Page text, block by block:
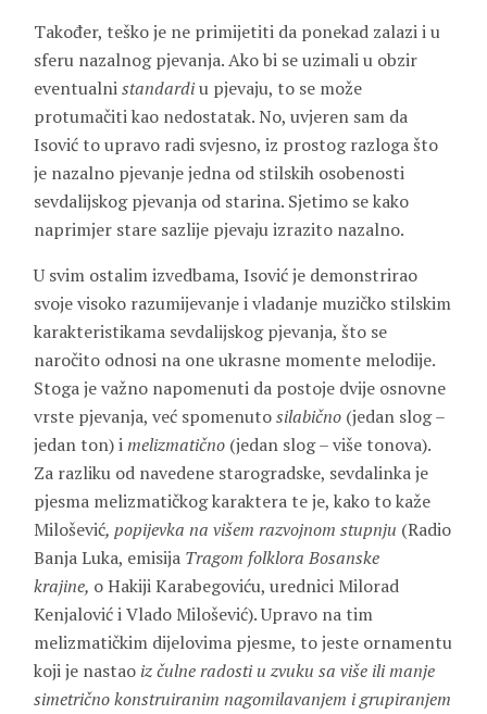
Također, teško je ne primijetiti da ponekad zalazi i u
sferu nazalnog pjevanja. Ako bi se uzimali u obzir
eventualnistandardiu pjevaju, to se može
protumačiti kao nedostatak. No, uvjeren sam da
Isović to upravo radi svjesno, iz prostog razloga što
je nazalno pjevanje jedna od stilskih osobenosti
sevdalijskog pjevanja od starina. Sjetimo se kako
naprimjer stare sazlije pjevaju izrazito nazalno.
U svim ostalim izvedbama, Isović je demonstrirao
svoje visoko razumijevanje i vladanje muzičko stilskim
karakteristikama sevdalijskog pjevanja, što se
naročito odnosi na one ukrasne momente melodije.
Stoga je važno napomenuti da postoje dvije osnovne
vrste pjevanja, već spomenutosilabično (jedan slog –
jedan ton) imelizmatično (jedan slog – više tonova).
Za razliku od navedene starogradske, sevdalinka je
pjesma melizmatičkog karaktera te je, kako to kaže
Milošević, popijevka na višem razvojnom stupnju (Radio
Banja Luka, emisija Tragom folklora Bosanske
krajine, oHakiji Karabegoviću, urednici Milorad
Kenjalović i Vlado Milošević). Upravo na tim
melizmatičkim dijelovima pjesme, to jeste ornamentu
koji je nastao iz čulne radosti u zvuku sa više ili manje
simetrično konstruiranim nagomilavanjem i grupiranjem